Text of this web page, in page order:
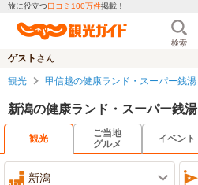
旅に役立つ口コミ100万件掲載！
検索
ゲスト さん
観光 甲信越の健康ランド・スーパー銭湯
新潟の健康ランド・スーパー銭湯
観光
ご当地
グルメ
イベント
新潟